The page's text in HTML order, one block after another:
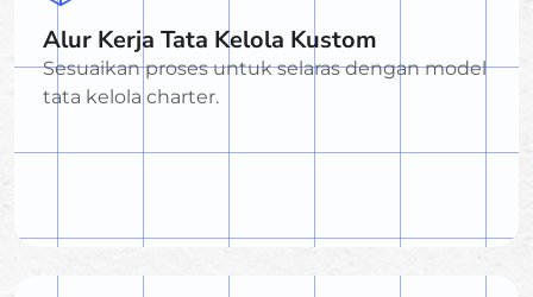
Alur Kerja Tata Kelola Kustom
Sesuaikan proses untuk selaras dengan model
tata kelola charter.